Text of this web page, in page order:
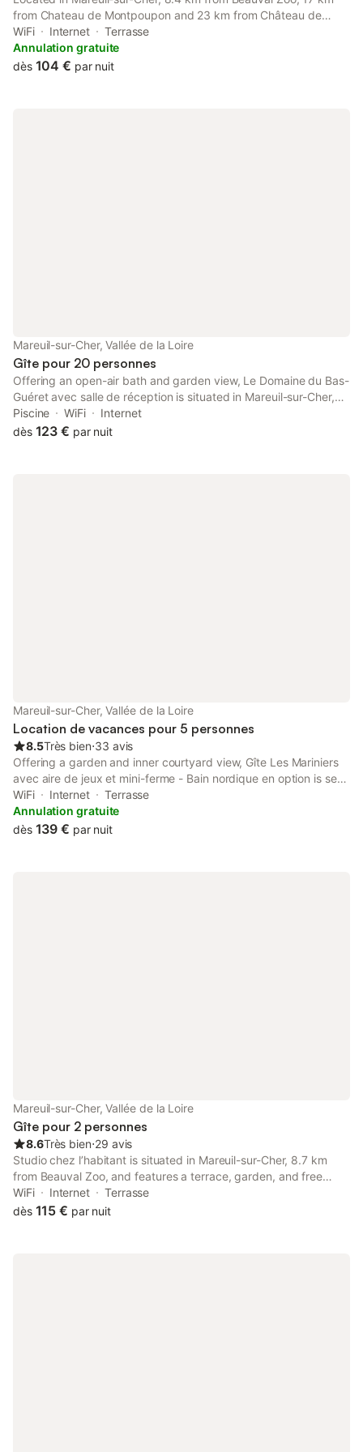
from Chateau de Montpoupon and 23 km from Château de
Chenonceau, Le Roi des chats, gîte proche de Beauval et des
châteaux provides accommodation with a terrace and free WiFi.
WiFi Internet
Terrasse
Annulation gratuite
dès 104 € par nuit
Mareuil-sur-Cher, Vallée de la Loire
Gîte pour 20 personnes
Offering an open-air bath and garden view, Le Domaine du Bas-
Guéret avec salle de réception is situated in Mareuil-sur-Cher,
13 km from Chateau de Montpoupon and 26 km from Château
de Chenonceau.
Piscine WiFi
Internet
dès 123 € par nuit
Mareuil-sur-Cher, Vallée de la Loire
Location de vacances pour 5 personnes
8.5Très bien⋅33 avis
Offering a garden and inner courtyard view, Gîte Les Mariniers
avec aire de jeux et mini-ferme - Bain nordique en option is set
in Mareuil-sur-Cher, 17 km from Chateau de Montpoupon and 23
km from Château de Chenonceau.
WiFi Internet
Terrasse
Annulation gratuite
dès 139 € par nuit
Mareuil-sur-Cher, Vallée de la Loire
Gîte pour 2 personnes
8.6Très bien⋅29 avis
Studio chez l’habitant is situated in Mareuil-sur-Cher, 8.7 km
from Beauval Zoo, and features a terrace, garden, and free
WiFi. The property has garden and inner courtyard views, and is
23 km from Château de Chenonceau.
WiFi Internet
Terrasse
dès 115 € par nuit